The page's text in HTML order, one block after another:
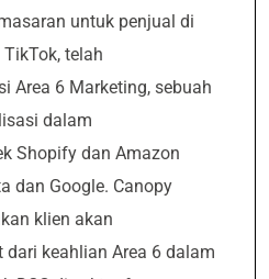
untuk penjual di
telah
Area 6 Marketing, sebuah
dalam
Shopify dan Amazon
dan Google. Canopy
klien akan
keahlian Area 6 dalam